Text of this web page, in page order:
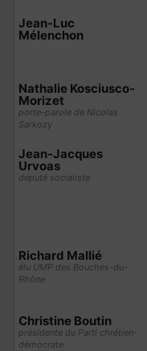
Jean-Luc
Mélenchon
Nathalie Kosciusco-
Morizet
porte-parole de Nicolas
Sarkozy
Jean-Jacques
Urvoas
député socialiste
Richard Mallié
élu UMP des Bouches-du-
Rhône
Christine Boutin
présidente du Parti chrétien-
démocrate